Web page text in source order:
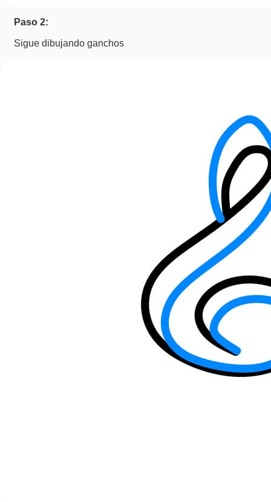
Paso 2:
Sigue dibujando ganchos